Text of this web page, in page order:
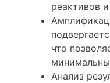
реактивов
что
Анализ